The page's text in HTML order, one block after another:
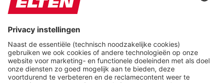
READ PAGE MUTE SOUNDS STOP ANIMATIONS